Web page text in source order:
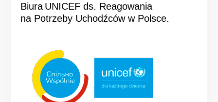
Biura UNICEF ds. Reagowania
na Potrzeby Uchodźców w Polsce.